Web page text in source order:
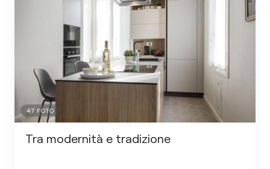
47 FOTO
Tra modernità e tradizione